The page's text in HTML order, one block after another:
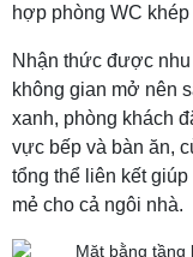
hợp phòng WC khép
Nhận thức được
không gian mở nên
xanh, phòng khách
vực bếp và bàn ăn,
tổng thể liên kết
mẻ cho cả ngôi nhà.